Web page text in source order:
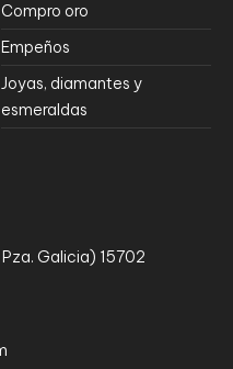
Compro oro
Empeños
Joyas, diamantes y
esmeraldas
Galicia) 15702